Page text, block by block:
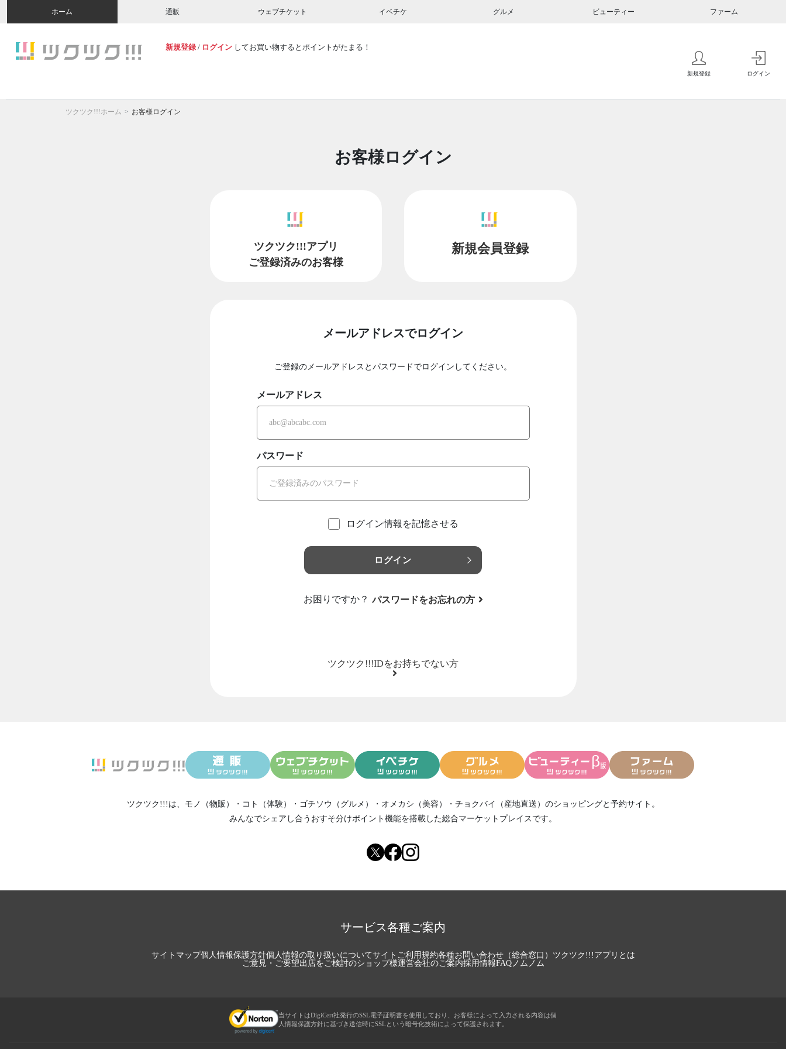
ホーム 通販 ウェブチケット イベチケ グルメ ビューティー ファーム
新規登録 / ログイン してお買い物するとポイントがたまる！
新規登録 ログイン
ツクツク!!!ホーム お客様ログイン
お客様ログイン
ツクツク!!!アプリ
ご登録済みのお客様
新規会員登録
メールアドレスでログイン
ご登録のメールアドレスとパスワードでログインしてください。
メールアドレス
パスワード
ログイン情報を記憶させる
ログイン
お困りですか？ パスワードをお忘れの方
ツクツク!!!IDをお持ちでない方
ツクツク!!!は、 モノ（物販） ・ コト（体験） ・ ゴチソウ（グルメ） ・ オメカシ（美容） ・ チョクバイ（産地直送） のショッピングと予約サイト。
みんなでシェアし合う おすそ分けポイント機能を搭載した総合マーケットプレイスです。
サービス各種ご案内
サイトマップ個人情報保護方針個人情報の取り扱いについてサイトご利用規約各種お問い合わせ（総合窓口） ツクツク!!!アプリとは
ご意見・ご要望出店をご検討のショップ様運営会社のご案内採用情報FAQノムノム
当サイトはDigiCert社発行のSSL電子証明書を使用しており、お客様によって入力される内容は個
人情報保護方針に基づき送信時にSSLという暗号化技術によって保護されます。